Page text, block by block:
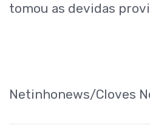
tomou as devidas
Netinhonews/Cloves